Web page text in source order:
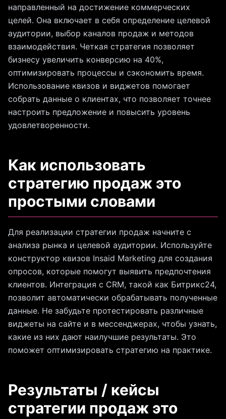
направленный на достижение коммерческих
целей. Она включает в себя определение целевой
аудитории, выбор каналов продаж и методов
взаимодействия. Четкая стратегия позволяет
бизнесу увеличить конверсию на 40%,
оптимизировать процессы и сэкономить время.
Использование квизов и виджетов помогает
собрать данные о клиентах, что позволяет точнее
настроить предложение и повысить уровень
удовлетворенности.
Как использовать
стратегию продаж это
простыми словами
Для реализации стратегии продаж начните с
анализа рынка и целевой аудитории. Используйте
конструктор квизов Insaid Marketing для создания
опросов, которые помогут выявить предпочтения
клиентов. Интеграция с CRM, такой как Битрикс24,
позволит автоматически обрабатывать полученные
данные. Не забудьте протестировать различные
виджеты на сайте и в мессенджерах, чтобы узнать,
какие из них дают наилучшие результаты. Это
поможет оптимизировать стратегию на практике.
Результаты / кейсы
стратегии продаж это